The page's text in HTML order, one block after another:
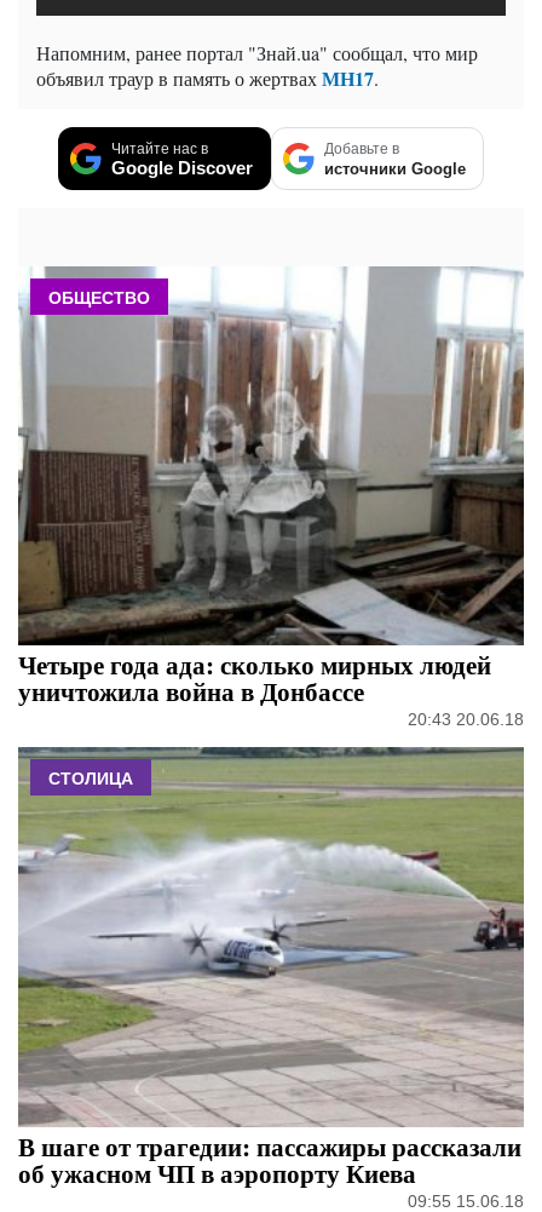
Напомним, ранее портал "Знай.ua" сообщал, что мир
объявил траур в память о жертвахМН17.
Читайте нас в
Google Discover
Добавьте в
источники Google
ОБЩЕСТВО
Четыре года ада: сколько мирных людей
уничтожила война в Донбассе
20:43 20.06.18
СТОЛИЦА
В шаге от трагедии: пассажиры рассказали
об ужасном ЧП в аэропорту Киева
09:55 15.06.18